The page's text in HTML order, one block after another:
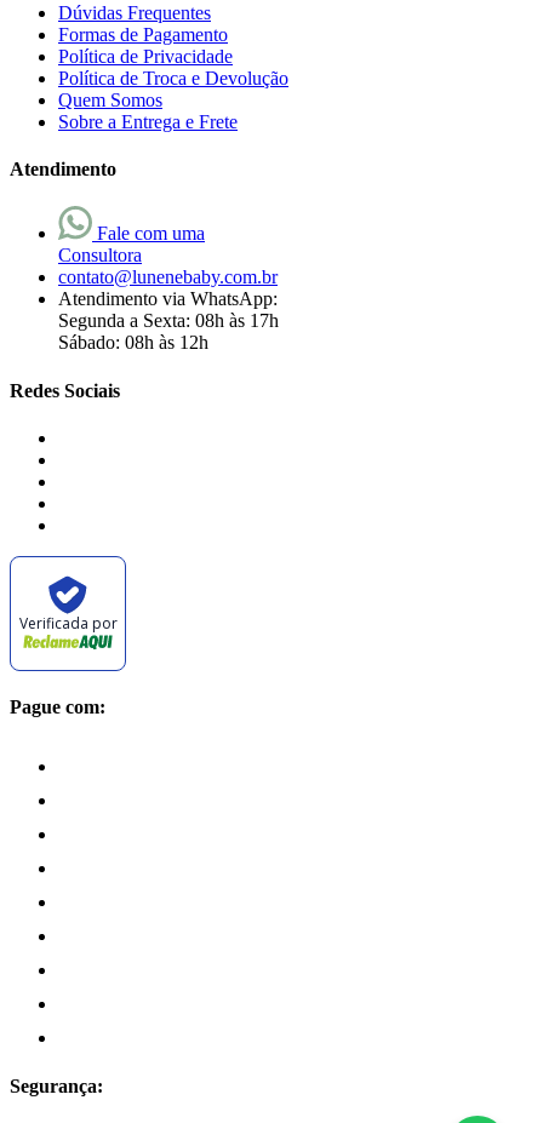
Dúvidas Frequentes
Formas de Pagamento
Política de Privacidade
Política de Troca e Devolução
Quem Somos
Sobre a Entrega e Frete
Atendimento
Fale com uma
Consultora
contato@lunenebaby.com.br
Atendimento via WhatsApp:
Segunda a Sexta: 08h às 17h
Sábado: 08h às 12h
Redes Sociais
Verificada por
Pague com:
Segurança: